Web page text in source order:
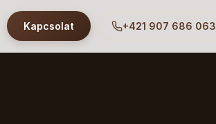
Kapcsolat +421 907 686 063